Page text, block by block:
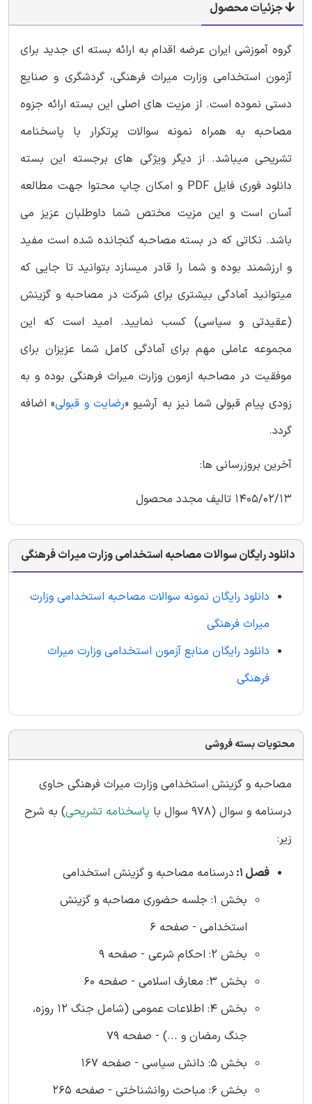
جزئیات محصول
گروه آموزشی ایران عرضه اقدام به ارائه بسته ای جدید برای
آزمون استخدامی وزارت میراث فرهنگی، گردشگری و صنایع
دستی نموده است. از مزیت های اصلی این بسته ارائه جزوه
مصاحبه به همراه نمونه سوالات پرتکرار با پاسخنامه
تشریحی میباشد. از دیگر ویژگی های برجسته این بسته
دانلود فوری فایل PDF و امکان چاپ محتوا جهت مطالعه
آسان است و این مزیت مختص شما داوطلبان عزیز می
باشد. نکاتی که در بسته مصاحبه گنجانده شده است مفید
و ارزشمند بوده و شما را قادر میسازد بتوانید تا جایی که
میتوانید آمادگی بیشتری برای شرکت در مصاحبه و گزینش
(عقیدتی و سیاسی) کسب نمایید. امید است که این
مجموعه عاملی مهم برای آمادگی کامل شما عزیزان برای
موفقیت در مصاحبه ازمون وزارت میراث فرهنگی بوده و به
زودی پیام قبولی شما نیز به آرشیو «رضایت و قبولی» اضافه
گردد.
آخرین بروزرسانی ها:
1405/02/13 تالیف مجدد محصول
دانلود رایگان سوالات مصاحبه استخدامی وزارت میراث فرهنگی
دانلود رایگان نمونه سوالات مصاحبه استخدامی وزارت
میراث فرهنگی
دانلود رایگان منابع آزمون استخدامی وزارت میراث
فرهنگی
محتویات بسته فروشی
مصاحبه و گزینش استخدامی وزارت میراث فرهنگی حاوی
درسنامه و سوال (978 سوال با
پاسخنامه تشریحی) به شرح
زیر:
فصل 1:
درسنامه مصاحبه و گزینش استخدامی
بخش 1: جلسه حضوری مصاحبه و گزینش
استخدامی - صفحه 6
بخش 2: احکام شرعی - صفحه 9
بخش 3: معارف اسلامی - صفحه 60
بخش 4: اطلاعات عمومی (شامل جنگ 12 روزه،
جنگ رمضان و ...) - صفحه 79
بخش 5: دانش سیاسی - صفحه 167
بخش 6: مباحث روانشناختی - صفحه 265